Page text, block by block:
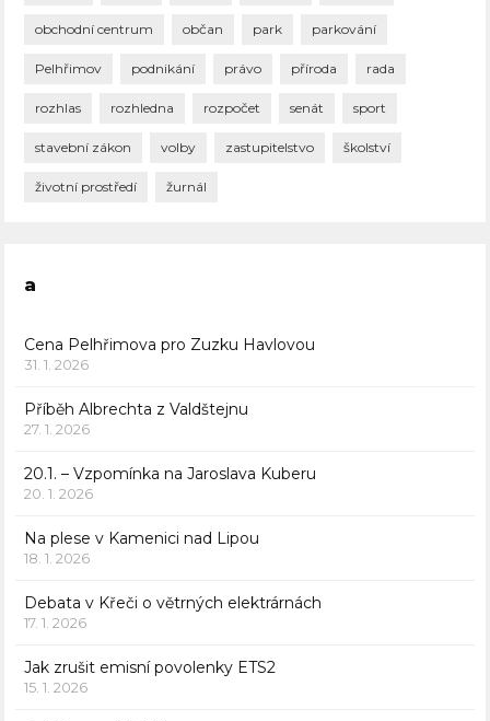
obchodní centrum občan park parkování
Pelhřimov podnikání právo příroda rada
rozhlas rozhledna rozpočet senát sport
stavební zákon volby zastupitelstvo školství
životní prostředí žurnál
a
Cena Pelhřimova pro Zuzku Havlovou
31. 1. 2026
Příběh Albrechta z Valdštejnu
27. 1. 2026
20.1. – Vzpomínka na Jaroslava Kuberu
20. 1. 2026
Na plese v Kamenici nad Lipou
18. 1. 2026
Debata v Křeči o větrných elektrárnách
17. 1. 2026
Jak zrušit emisní povolenky ETS2
15. 1. 2026